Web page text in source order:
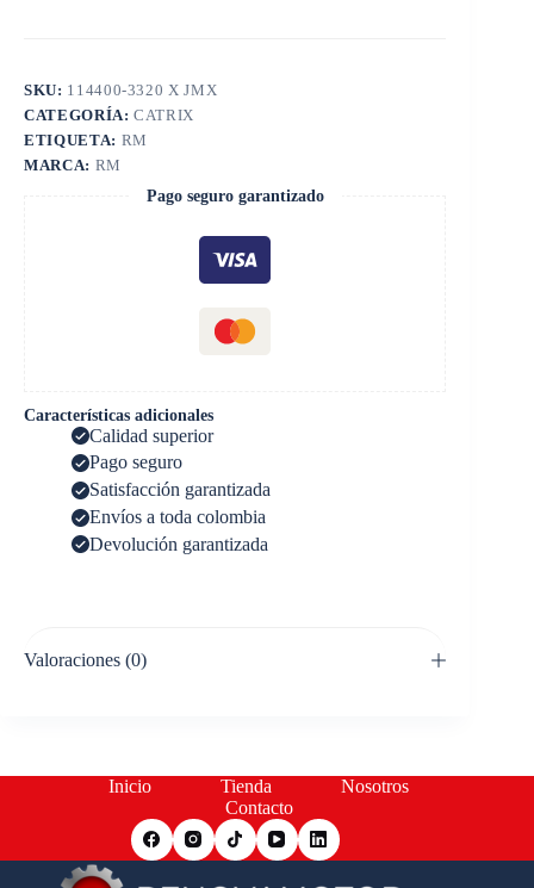
SKU: 114400-3320 X JMX
CATEGORÍA:CATRIX
ETIQUETA: RM
MARCA: RM
Pago seguro garantizado
Características adicionales
Calidad superior
Pago seguro
Satisfacción garantizada
Envíos a toda colombia
Devolución garantizada
Valoraciones (0)
Inicio Tienda
Nosotros
Contacto